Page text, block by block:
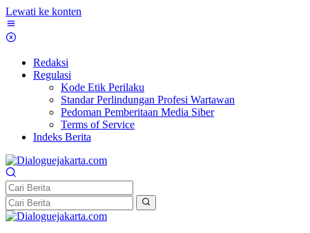
Lewati ke konten
Redaksi
Regulasi
Kode Etik Perilaku
Standar Perlindungan Profesi Wartawan
Pedoman Pemberitaan Media Siber
Terms of Service
Indeks Berita